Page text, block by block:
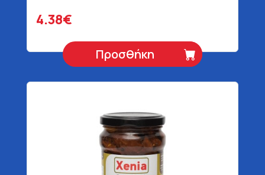
4.38€
Προσθήκη